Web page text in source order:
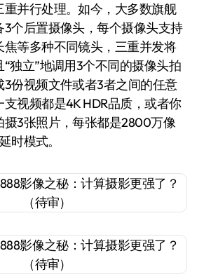
并行处理。如今，大多数旗舰
3个后置摄像头，每个摄像头支持
焦等多种不同镜头，三重并发将
独立”地调用3个不同的摄像头拍
份视频文件或者3者之间的任意
视频都是4K HDR品质，或者你
摄3张照片，每张都是2800万像
时模式。